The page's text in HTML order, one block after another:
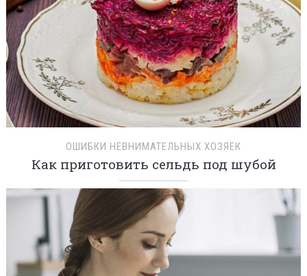
ОШИБКИ НЕВНИМАТЕЛЬНЫХ ХОЗЯЕК
Как приготовить сельдь под шубой